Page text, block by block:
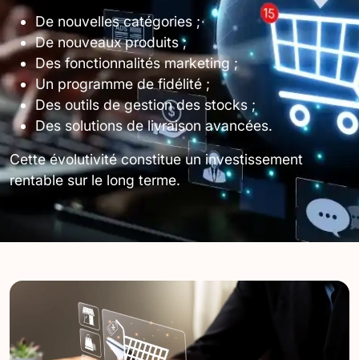
De nouvelles catégories ;
De nouveaux produits ;
Des fonctionnalités marketing ;
Un programme de fidélité ;
Des outils de gestion des stocks ;
Des solutions de livraison avancées.
Cette évolutivité constitue un investissement
rentable sur le long terme.